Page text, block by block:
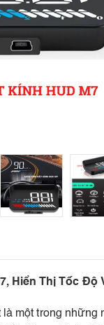
Hiển Thị Tốc
là một trong